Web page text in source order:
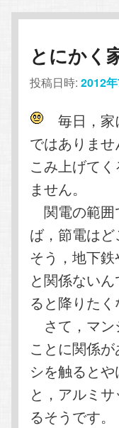
とにかく
投稿日時:2012
毎日，家
ではありま
こみ上げて
ません。
関電の範囲
ば，節電は
そう，地下
と関係ない
ると降りたく
さて，マン
ことに関係
シを触ると
と，アルミ
るそうです。